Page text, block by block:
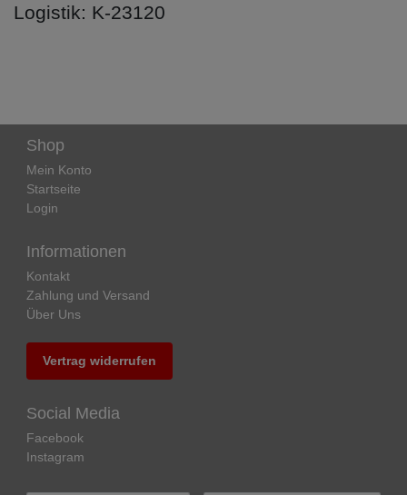
Logistik: K-23120
Shop
Mein Konto
Startseite
Login
Informationen
Kontakt
Zahlung und Versand
Über Uns
Vertrag widerrufen
Social Media
Facebook
Instagram